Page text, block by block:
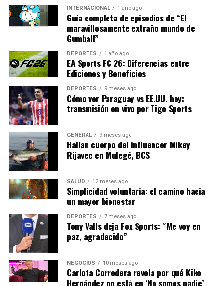
Además, el impulso hacia las energías renovables podría
generar miles de empleos en el sector, desde la
construcción de nuevas plantas hasta la investigación y
ser un impulso bienvenido para la economía española,
que aún se está recuperando de los efectos de la
En el futuro, se espera que el gobierno continúe
fomentando la colaboración entre el sector público y
privado para acelerar el desarrollo de proyectos de
energía renovable. La inversión en educación y
capacitación también será crucial para preparar a la
fuerza laboral para los empleos del futuro.
Con el cambio climático en la agenda global, el éxito de
España podría servir como un modelo para otros países
que buscan reducir su huella de carbono y avanzar hacia
un futuro más sostenible.
NOTICIAS RELACIONADAS:
SIGUIENTE
Aumento del Costo de Vida en España Preocupa a los
Ciudadanos
INTERNACIONAL 1 año ago
Guía completa de episodios de “El
maravillosamente extraño mundo de
Gumball”
DEPORTES 1 año ago
EA Sports FC 26: Diferencias entre
Ediciones y Beneficios
DEPORTES 9 meses ago
Cómo ver Paraguay vs EE.UU. hoy:
transmisión en vivo por Tigo Sports
GENERAL 9 meses ago
Hallan cuerpo del influencer Mikey
Rijavec en Mulegé, BCS
SALUD 12 meses ago
Simplicidad voluntaria: el camino hacia
un mayor bienestar
DEPORTES 7 meses ago
Tony Valls deja Fox Sports: “Me voy en
paz, agradecido”
NEGOCIOS 10 meses ago
Carlota Corredera revela por qué Kiko
Hernández no está en ‘No somos nadie’